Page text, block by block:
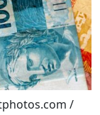
/